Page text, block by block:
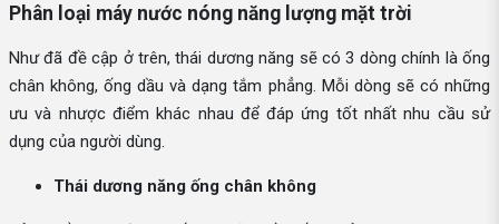
Phân loại máy nước nóng năng lượng mặt trời
Như đã đề cập ở trên, thái dương năng sẽ có 3 dòng chính là ống
chân không, ống dầu và dạng tắm phẳng. Mỗi dòng sẽ có những
ưu và nhược điểm khác nhau để đáp ứng tốt nhất nhu cầu sử
dụng của người dùng.
Thái dương năng ống chân không